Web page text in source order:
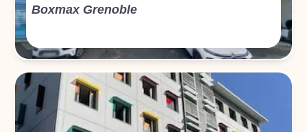
Boxmax Grenoble